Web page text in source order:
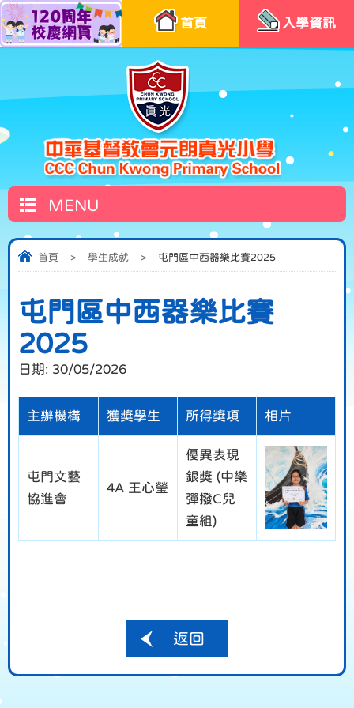
首頁 入學資訊
MENU
首頁 > 學生成就 > 屯門區中西器樂比賽2025
屯門區中西器樂比賽
2025
日期: 30/05/2026
主辦機構 獲獎學生 所得獎項 相片
屯門文藝
協進會
4A 王心瑩
優異表現
銀獎 (中樂
彈撥C兒
童組)
返回